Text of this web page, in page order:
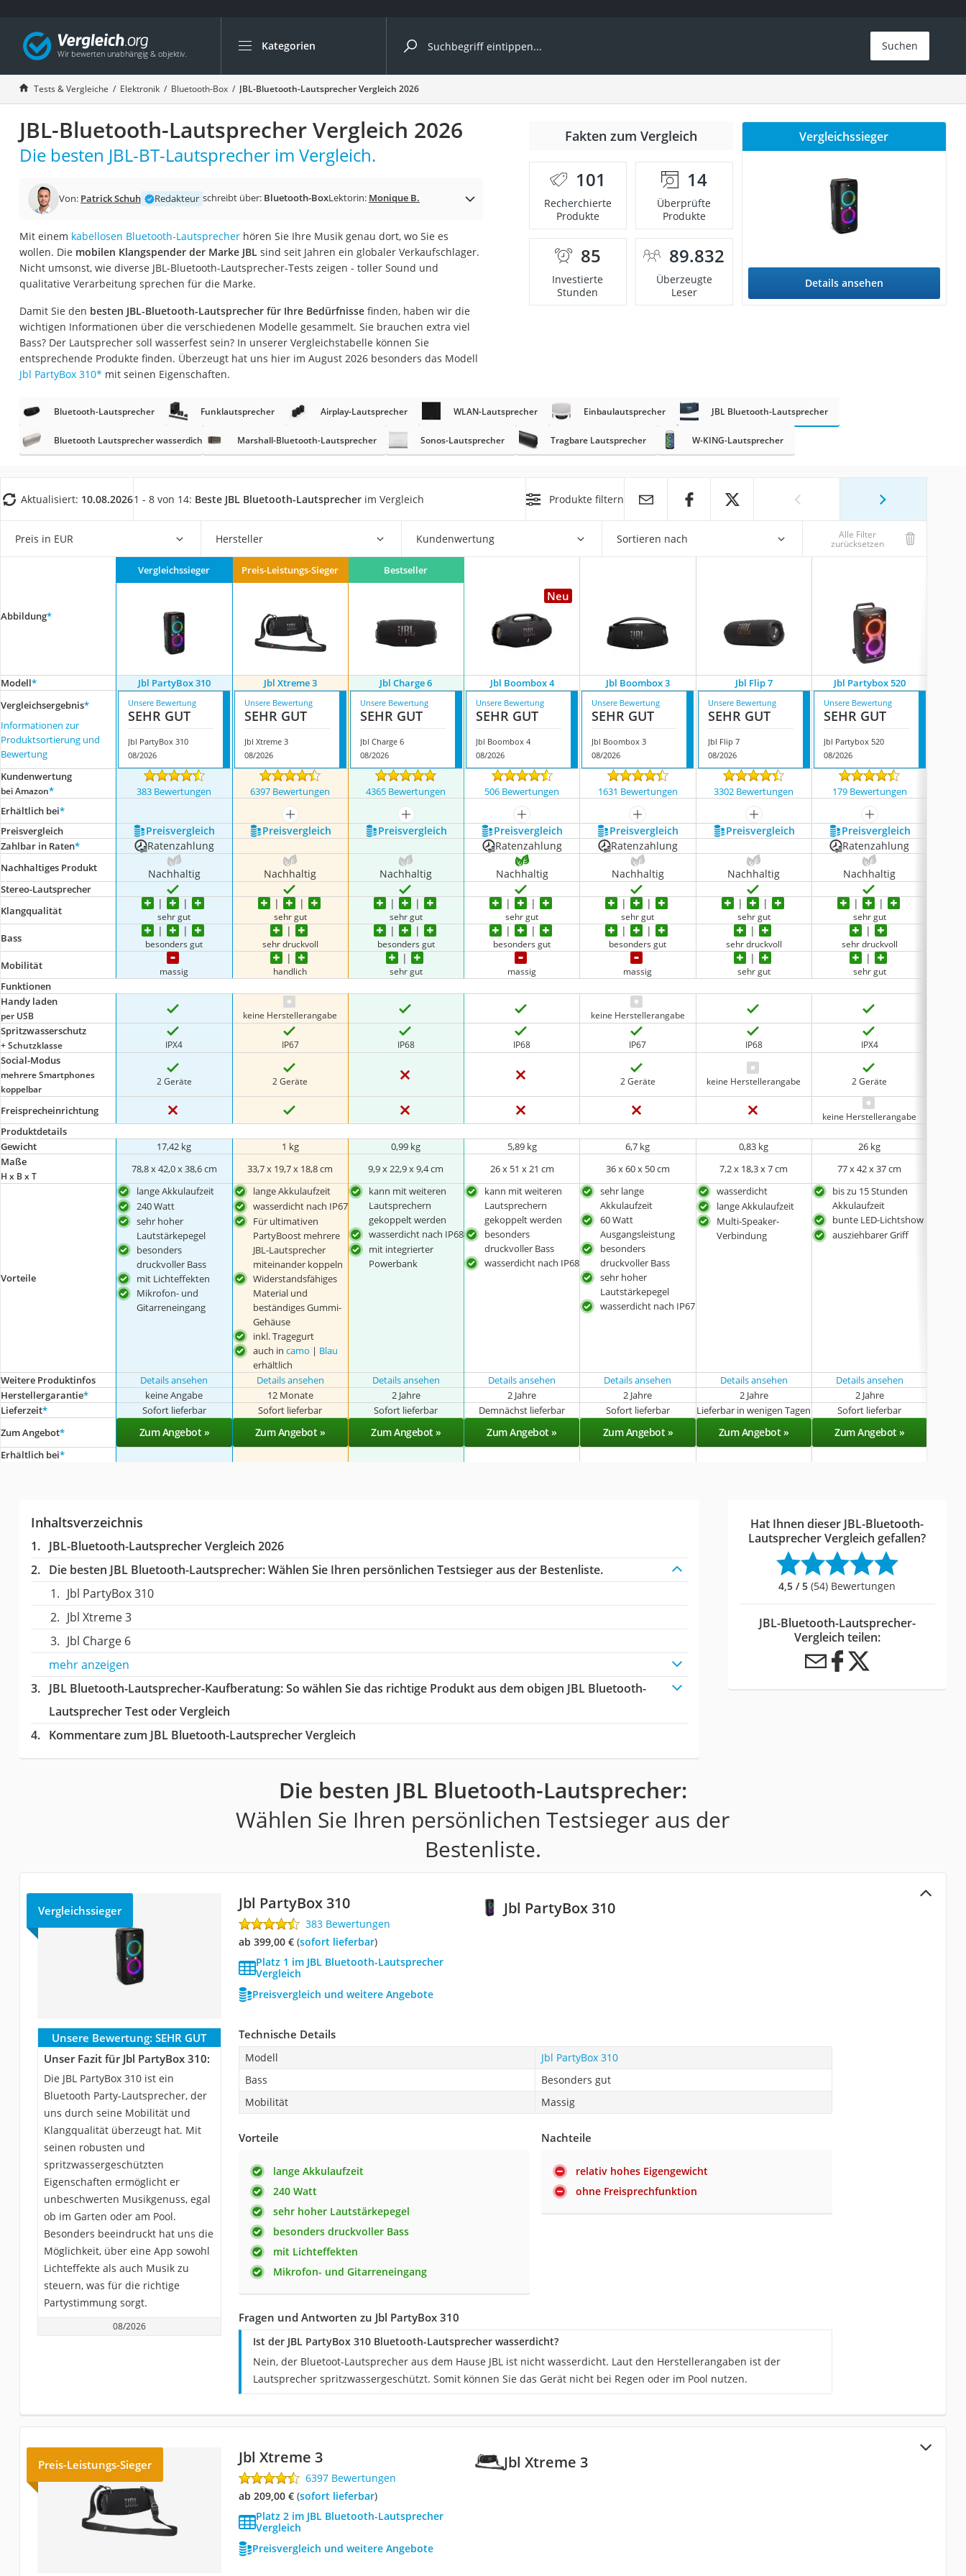
Kategorien
Die beliebtesten Vergleiche nach Kategorie
Elektronik
Powerstation
Monitor 32 Zoll 4K
Fernseher
Desktop-PC
Diascanner
Laser-Multifunktionsdrucker
Powerline-Adapter
Powerstation mit Solarpanel
Gaming-PC
Soundbar
17-Zoll-Laptop
Satellitenschüssel
Gaming-Headset
Schnurloses Telefon
Ladekabel Typ 2 Schuko
Acer Aspire
Service
Suchen
Tests & Vergleiche Elektronik Bluetooth-Box JBL-Bluetooth-Lautsprecher Vergleich 2026
JBL-Bluetooth-Lautsprecher Vergleich 2026
Die besten JBL-BT-Lautsprecher im Vergleich.
Von: Patrick Schuh Redakteur schreibt über: Bluetooth-BoxLektorin: Monique B.
Mit einem kabellosen Bluetooth-Lautsprecherhören Sie Ihre Musik genau dort, wo Sie es
wollen. Die mobilen Klangspender der Marke JBLsind seit Jahren ein globaler Verkaufschlager.
Nicht umsonst, wie diverse JBL-Bluetooth-Lautsprecher-Tests zeigen - toller Sound und
qualitative Verarbeitung sprechen für die Marke.
Damit Sie den besten JBL-Bluetooth-Lautsprecher für Ihre Bedürfnissefinden, haben wir die
wichtigen Informationen über die verschiedenen Modelle gesammelt. Sie brauchen extra viel
Bass? Der Lautsprecher soll wasserfest sein? In unserer Vergleichstabelle können Sie
entsprechende Produkte finden. Überzeugt hat uns hier im August 2026 besonders das Modell
Jbl PartyBox 310* mit seinen Eigenschaften.
Fakten zum Vergleich
101
Recherchierte
Produkte
14
Überprüfte
Produkte
85
Investierte
Stunden
89.832
Überzeugte
Leser
Vergleichssieger
Details ansehen
Bluetooth-Lautsprecher Funklautsprecher Airplay-Lautsprecher WLAN-Lautsprecher Einbaulautsprecher JBL Bluetooth-Lautsprecher
Bluetooth Lautsprecher wasserdicht Marshall-Bluetooth-Lautsprecher Sonos-Lautsprecher Tragbare Lautsprecher W-KING-Lautsprecher
Aktualisiert: 10.08.20261 - 8 von 14: Beste JBL Bluetooth-Lautsprecher im Vergleich Produkte filtern
Preis in EUR Hersteller Kundenwertung Sortieren nach Alle Filter
zurücksetzen
Abbildung*
Vergleichssieger Preis-Leistungs-Sieger Bestseller
Neu
Modell* Jbl PartyBox 310 Jbl Xtreme 3 Jbl Charge 6 Jbl Boombox 4 Jbl Boombox 3 Jbl Flip 7 Jbl Partybox 520
Vergleichsergebnis*
Informationen zur
Produktsortierung und
Bewertung
Unsere Bewertung
SEHR GUT
Jbl PartyBox 310
08/2026
Unsere Bewertung
SEHR GUT
Jbl Xtreme 3
08/2026
Unsere Bewertung
SEHR GUT
Jbl Charge 6
08/2026
Unsere Bewertung
SEHR GUT
Jbl Boombox 4
08/2026
Unsere Bewertung
SEHR GUT
Jbl Boombox 3
08/2026
Unsere Bewertung
SEHR GUT
Jbl Flip 7
08/2026
Unsere Bewertung
SEHR GUT
Jbl Partybox 520
08/2026
Kundenwertung
bei Amazon* 383 Bewertungen 6397 Bewertungen 4365 Bewertungen 506 Bewertungen 1631 Bewertungen 3302 Bewertungen 179 Bewertungen
Erhältlich bei*
mehr anzeigen mehr anzeigen mehr anzeigen mehr anzeigen mehr anzeigen
mehr anzeigen
Preis­vergleich
Preis­vergleich Preis­vergleich Preis­vergleich Preis­vergleich Preis­vergleich Preis­vergleich Preis­vergleich
Zahlbar in Raten* Ratenzahlung Ratenzahlung Ratenzahlung Ratenzahlung
Nachhaltiges Produkt Nachhaltig Nachhaltig Nachhaltig Nachhaltig Nachhaltig Nachhaltig Nachhaltig
Stereo-Lautsprecher
Klangqualität
sehr gut sehr gut sehr gut sehr gut sehr gut sehr gut sehr gut
Bass besonders gut sehr druckvoll besonders gut besonders gut besonders gut sehr druckvoll sehr druckvoll
Mobilität massig handlich sehr gut massig massig sehr gut sehr gut
Funktionen
Handy laden
per USB keine Herstellerangabe keine Herstellerangabe
Spritzwasserschutz
+ Schutzklasse IPX4 IP67 IP68 IP68 IP67 IP68 IPX4
Social-Modus
mehrere Smartphones
koppelbar
2 Geräte 2 Geräte 2 Geräte keine Herstellerangabe 2 Geräte
Freisprecheinrichtung keine Herstellerangabe
Produktdetails
Gewicht
17,42 kg 1 kg 0,99 kg 5,89 kg 6,7 kg 0,83 kg
26 kg
Maße
H x B x T
78,8 x 42,0 x 38,6 cm 33,7 x 19,7 x 18,8 cm 9,9 x 22,9 x 9,4 cm 26 x 51 x 21 cm 36 x 60 x 50 cm 7,2 x 18,3 x 7 cm 77 x 42 x 37 cm
Vorteile
lange Akkulaufzeit
240 Watt
sehr hoher
Lautstärkepegel
besonders
druckvoller Bass
mit Lichteffekten
Mikrofon- und
Gitarreneingang
lange Akkulaufzeit
wasserdicht nach IP67
Für ultimativen
PartyBoost mehrere
JBL-Lautsprecher
miteinander koppeln
Widerstandsfähiges
Material und
beständiges Gummi-
Gehäuse
inkl. Tragegurt
auch in camo | Blau
erhältlich
kann mit weiteren
Lautsprechern
gekoppelt werden
wasserdicht nach IP68
mit integrierter
Powerbank
kann mit weiteren
Lautsprechern
gekoppelt werden
besonders
druckvoller Bass
wasserdicht nach IP68
sehr lange
Akkulaufzeit
60 Watt
Ausgangsleistung
besonders
druckvoller Bass
sehr hoher
Lautstärkepegel
wasserdicht nach IP67
wasserdicht
lange Akkulaufzeit
Multi-Speaker-
Verbindung
bis zu 15 Stunden
Akkulaufzeit
bunte LED-Lichtshow
ausziehbarer Griff
Weitere Produktinfos Details ansehen Details ansehen Details ansehen Details ansehen Details ansehen Details ansehen Details ansehen
Herstellergarantie* keine Angabe 12 Monate 2 Jahre 2 Jahre 2 Jahre 2 Jahre 2 Jahre
Lieferzeit* Sofort lieferbar Sofort lieferbar Sofort lieferbar Demnächst lieferbar Sofort lieferbar Lieferbar in wenigen Tagen Sofort lieferbar
Zum Angebot* Zum Angebot » Zum Angebot » Zum Angebot » Zum Angebot » Zum Angebot » Zum Angebot » Zum Angebot »
Erhältlich bei*
Inhaltsverzeichnis
JBL-Bluetooth-Lautsprecher Vergleich 2026
Die besten JBL Bluetooth-Lautsprecher:Wählen Sie Ihren persönlichen Testsieger aus der Bestenliste.
Jbl PartyBox 310
Jbl Xtreme 3
Jbl Charge 6
mehr anzeigen
JBL Bluetooth-Lautsprecher-Kaufberatung: So wählen Sie das richtige Produkt aus dem obigen JBL Bluetooth-
Lautsprecher Test oder Vergleich
Kommentare zum JBL Bluetooth-Lautsprecher Vergleich
Hat Ihnen dieser JBL-Bluetooth-
Lautsprecher Vergleich gefallen?
4,5 / 5 (54) Bewertungen
JBL-Bluetooth-Lautsprecher-
Vergleich teilen:
Die besten JBL Bluetooth-Lautsprecher:
Wählen Sie Ihren persönlichen Testsieger aus der
Bestenliste.
Jbl PartyBox 310
Vergleichssieger Jbl PartyBox 310
383 Bewertungen
ab 399,00 €( Sofort lieferbar)
Platz 1 im JBL Bluetooth-Lautsprecher
Vergleich
Preisvergleich und weitere Angebote
Unsere Bewertung: SEHR GUT
Unser Fazit für Jbl PartyBox 310:
Die JBL PartyBox 310 ist ein
Bluetooth Party-Lautsprecher, der
uns durch seine Mobilität und
Klangqualität überzeugt hat. Mit
seinen robusten und
spritzwassergeschützten
Eigenschaften ermöglicht er
unbeschwerten Musikgenuss, egal
ob im Garten oder am Pool.
Besonders beeindruckt hat uns die
Möglichkeit, über eine App sowohl
Lichteffekte als auch Musik zu
steuern, was für die richtige
Partystimmung sorgt.
08/2026
Technische Details
Modell
Jbl PartyBox 310
Bass
Besonders gut
Mobilität
Massig
Vorteile
lange Akkulaufzeit
240 Watt
sehr hoher Lautstärkepegel
besonders druckvoller Bass
mit Lichteffekten
Mikrofon- und Gitarreneingang
Nachteile
relativ hohes Eigengewicht
ohne Freisprechfunktion
Fragen und Antworten zu Jbl PartyBox 310
Ist der JBL PartyBox 310 Bluetooth-Lautsprecher wasserdicht?
Nein, der Bluetoot-Lautsprecher aus dem Hause JBL ist nicht wasserdicht. Laut den Herstellerangaben ist der
Lautsprecher spritzwassergeschützt. Somit können Sie das Gerät nicht bei Regen oder im Pool nutzen.
Jbl Xtreme 3
Preis-Leistungs-Sieger Jbl Xtreme 3
6397 Bewertungen
ab 209,00 €( Sofort lieferbar)
Platz 2 im JBL Bluetooth-Lautsprecher
Vergleich
Preisvergleich und weitere Angebote